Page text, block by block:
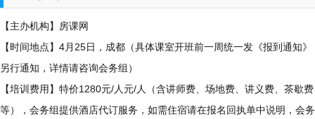
【主办机构】房课网
【时间地点】4月25日，成都（具体课室开班前一周统一发《报到通知》
另行通知，详情请咨询会务组）
【培训费用】特价1280元/人元/人（含讲师费、场地费、讲义费、茶歇费
等），会务组提供酒店代订服务，如需住宿请在报名回执单中说明，会务